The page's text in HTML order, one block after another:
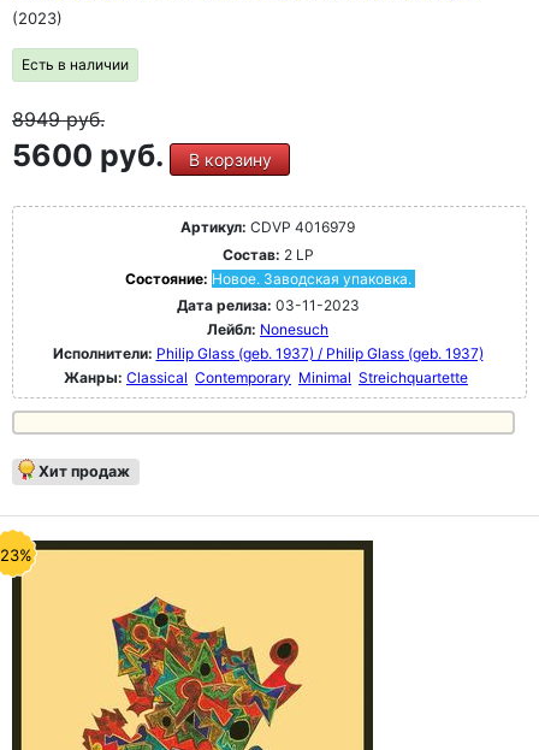
(2023)
Есть в наличии
8949руб.
5600 руб. В корзину
Артикул: CDVP 4016979
Состав: 2 LP
Состояние: Новое. Заводская упаковка.
Дата релиза: 03-11-2023
Лейбл: Nonesuch
Исполнители: Philip Glass (geb. 1937) / Philip Glass (geb. 1937)
Жанры: Classical Contemporary Minimal Streichquartette
Хит продаж